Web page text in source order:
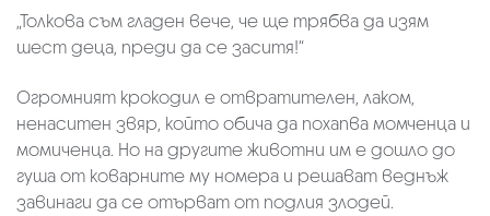
„Толкова съм гладен вече, че ще трябва да изям
шест деца, преди да се заситя!“
Огромният крокодил е отвратителен, лаком,
ненаситен звяр, който обича да похапва момченца и
момиченца. Но на другите животни им е дошло до
гуша от коварните му номера и решават веднъж
завинаги да се отърват от подлия злодей.